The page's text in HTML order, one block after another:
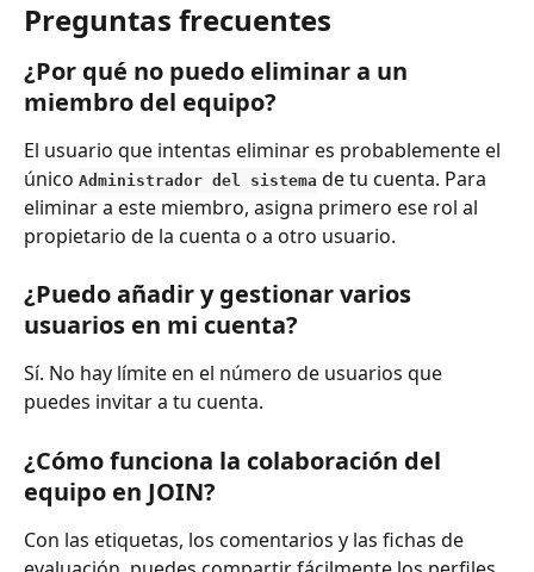
Preguntas frecuentes
¿Por qué no puedo eliminar a un
miembro del equipo?
El usuario que intentas eliminar es probablemente el
único Administrador del sistema de tu cuenta. Para
eliminar a este miembro, asigna primero ese rol al
propietario de la cuenta o a otro usuario.
¿Puedo añadir y gestionar varios
usuarios en mi cuenta?
Sí. No hay límite en el número de usuarios que
puedes invitar a tu cuenta.
¿Cómo funciona la colaboración del
equipo en JOIN?
Con las etiquetas, los comentarios y las fichas de